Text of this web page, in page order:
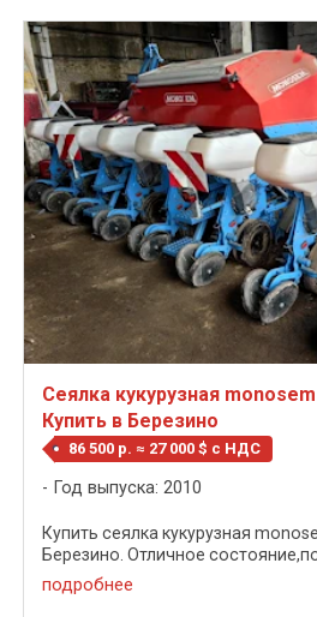
Сеялка кукурузная
Купить в Березино
86 500 р. ≈ 27 000 $ c НДС
Год выпуска: 2010
Купить сеялка кукурузная
Березино. Отличное
подробнее